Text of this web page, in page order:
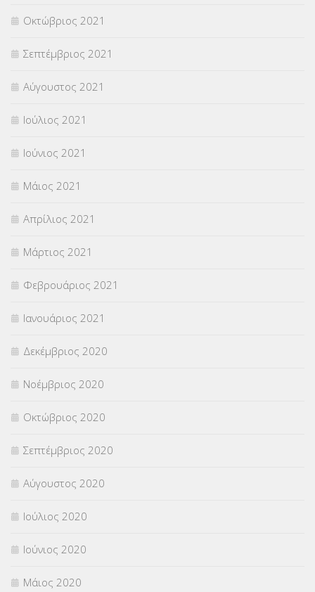
Οκτώβριος 2021
Σεπτέμβριος 2021
Αύγουστος 2021
Ιούλιος 2021
Ιούνιος 2021
Μάιος 2021
Απρίλιος 2021
Μάρτιος 2021
Φεβρουάριος 2021
Ιανουάριος 2021
Δεκέμβριος 2020
Νοέμβριος 2020
Οκτώβριος 2020
Σεπτέμβριος 2020
Αύγουστος 2020
Ιούλιος 2020
Ιούνιος 2020
Μάιος 2020